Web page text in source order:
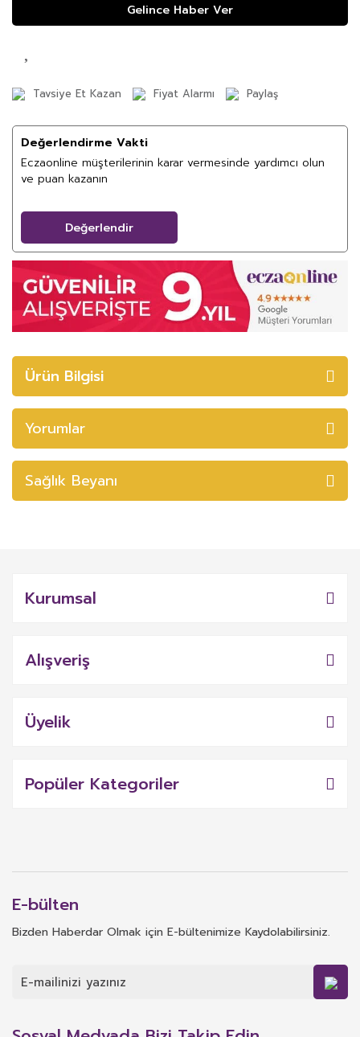
Gelince Haber Ver
Tavsiye Et Kazan Fiyat Alarmı Paylaş
Değerlendirme Vakti
Eczaonline müşterilerinin karar vermesinde yardımcı olun
ve puan kazanın
Değerlendir
Ürün Bilgisi
Yorumlar
Sağlık Beyanı
Kurumsal
Alışveriş
Üyelik
Popüler Kategoriler
E-bülten
Bizden Haberdar Olmak için E-bültenimize Kaydolabilirsiniz.